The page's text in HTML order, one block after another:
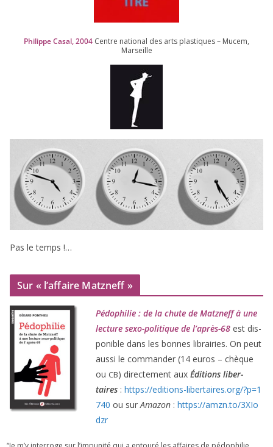
Philippe Casal,2004 Centre natio­nal des arts plas­tiques – Mucem,
Marseille
Pas le temps !…
Sur « l’affaire Matzneff »
Pédophilie : de la chute de Matzneff à une
lec­ture sexo-poli­tique de l’après-68 est dis­
po­nible dans les bonnes librai­ries. On peut
aus­si le com­man­der (14 euros – chèque
ou CB) direc­te­ment aux Éditions liber­
taires : https://​edi​tions​-liber​taires​.org/​?​p​=​1
740 ou surAmazon : https://​amzn​.to/​3​X​I​o​
dzr